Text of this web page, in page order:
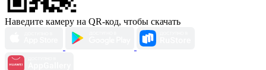
Наведите камеру на QR-код, чтобы скачать